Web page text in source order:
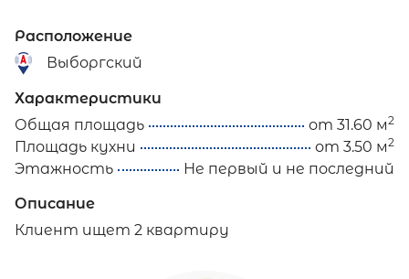
Расположение
Выборгский
Характеристики
Общая площадь
от 31.60 м2
Площадь кухни от 3.50 м2
Этажность
Не первый и не последний
Описание
Клиент ищет 2 квартиру